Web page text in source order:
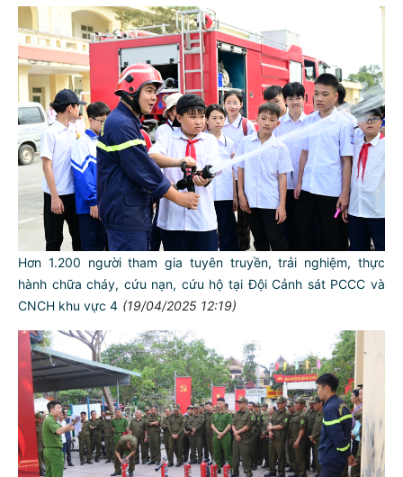
Hơn 1.200 người tham gia tuyên truyền, trải nghiệm, thực
hành chữa cháy, cứu nạn, cứu hộ tại Đội Cảnh sát PCCC và
CNCH khu vực 4 (19/04/2025 12:19)